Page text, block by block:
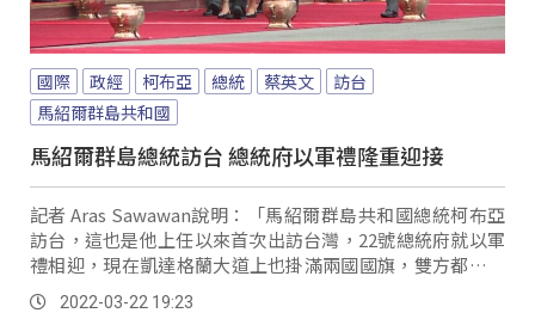
國際 政經 柯布亞 總統 蔡英文
訪台
馬紹爾群島共和國
馬紹爾群島總統訪台 總統府以軍禮隆重迎接
記者 Aras Sawawan說明：「馬紹爾群島共和國總統柯布亞
訪台，這也是他上任以來首次出訪台灣，22號總統府就以軍
禮相迎，現在凱達格蘭大道上也掛滿兩國國旗，雙方都期盼
透過這次出訪行程，加深兩國邦誼。
2022-03-22 19:23